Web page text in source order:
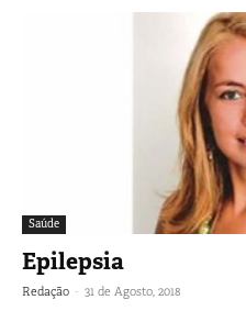
Saúde
Epilepsia
Redação - 31 de Agosto, 2018